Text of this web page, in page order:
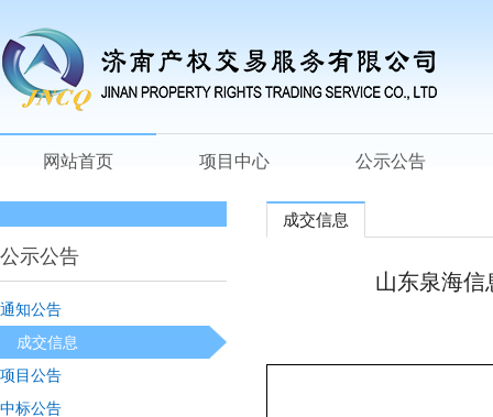
网站首页 项目中心 公示公告
公示公告
通知公告
成交信息
项目公告
中标公告
成交信息
山东泉海信